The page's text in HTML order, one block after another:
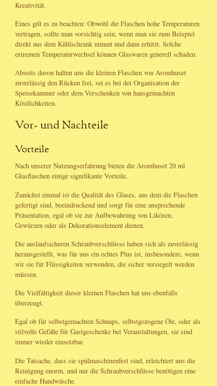
Kreativität.
Eines gilt es zu beachten: Obwohl die Flaschen hohe Temperaturen
vertragen, sollte man vorsichtig sein, wenn man sie zum Beispiel
direkt aus dem Kühlschrank nimmt und dann erhitzt. Solche
extremen Temperaturwechsel können Glaswaren generell schaden.
Abseits davon halten uns die kleinen Flaschen von Aromhuset
zuverlässig den Rücken frei, sei es bei der Organisation der
Speisekammer oder dem Verschenken von hausgemachten
Köstlichkeiten.
Vor- und Nachteile
Vorteile
Nach unserer Nutzungserfahrung bieten die Aromhuset 20 ml
Glasflaschen einige signifikante Vorteile.
Zunächst einmal ist die Qualität des Glases, aus dem die Flaschen
gefertigt sind, beeindruckend und sorgt für eine ansprechende
Präsentation, egal ob sie zur Aufbewahrung von Likören,
Gewürzen oder als Dekorationselement dienen.
Die auslaufsicheren Schraubverschlüsse haben sich als zuverlässig
herausgestellt, was für uns ein echtes Plus ist, insbesondere, wenn
wir sie für Flüssigkeiten verwenden, die sicher versiegelt werden
müssen.
Die Vielfältigkeit dieser kleinen Flaschen hat uns ebenfalls
überzeugt.
Egal ob für selbstgemachten Schnaps, selbstgezogene Öle, oder als
stilvolle Gefäße für Gastgeschenke bei Veranstaltungen, sie sind
immer wieder einsetzbar.
Die Tatsache, dass sie spülmaschinenfest sind, erleichtert uns die
Reinigung enorm, und nur die Schraubverschlüsse benötigen eine
einfache Handwäsche.